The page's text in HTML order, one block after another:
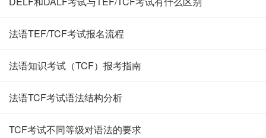
法语TEF/TCF考试报名流程
法语知识考试（TCF）报考指南
法语TCF考试语法结构分析
TCF考试不同等级对语法的要求